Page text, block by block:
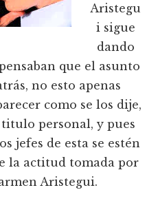
Aristegu
i sigue
dando
que el asunto
no esto apenas
como se los dije,
personal, y pues
jefes de esta se estén
la actitud tomada por
Aristegui.